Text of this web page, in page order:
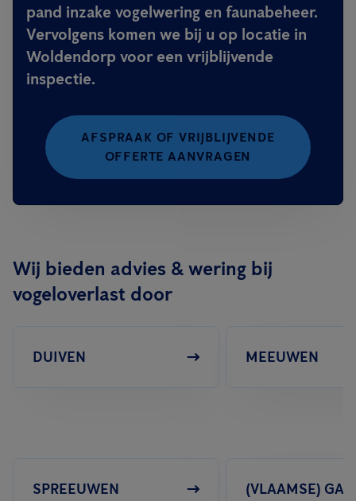
pand inzake vogelwering en faunabeheer.
Vervolgens komen we bij u op locatie in
Woldendorp voor een vrijblijvende
inspectie.
AFSPRAAK OF VRIJBLIJVENDE
OFFERTE AANVRAGEN
Wij bieden advies & wering bij
vogeloverlast door
DUIVEN MEEUWEN
SPREEUWEN (VLAAMSE)